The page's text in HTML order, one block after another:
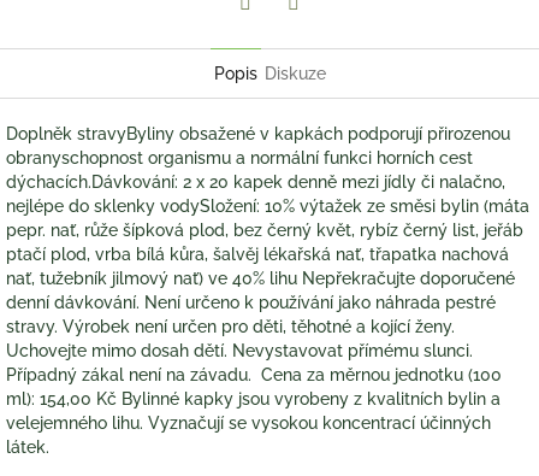
Popis Diskuze
Doplněk stravyByliny obsažené v kapkách podporují přirozenou
obranyschopnost organismu a normální funkci horních cest
dýchacích.Dávkování: 2 x 20 kapek denně mezi jídly či nalačno,
nejlépe do sklenky vodySložení: 10% výtažek ze směsi bylin (máta
pepr. nať, růže šípková plod, bez černý květ, rybíz černý list, jeřáb
ptačí plod, vrba bílá kůra, šalvěj lékařská nať, třapatka nachová
nať, tužebník jilmový nať) ve 40% lihu Nepřekračujte doporučené
denní dávkování. Není určeno k používání jako náhrada pestré
stravy. Výrobek není určen pro děti, těhotné a kojící ženy.
Uchovejte mimo dosah dětí. Nevystavovat přímému slunci.
Případný zákal není na závadu. Cena za měrnou jednotku (100
ml): 154,00 Kč Bylinné kapky jsou vyrobeny z kvalitních bylin a
velejemného lihu. Vyznačují se vysokou koncentrací účinných
látek.